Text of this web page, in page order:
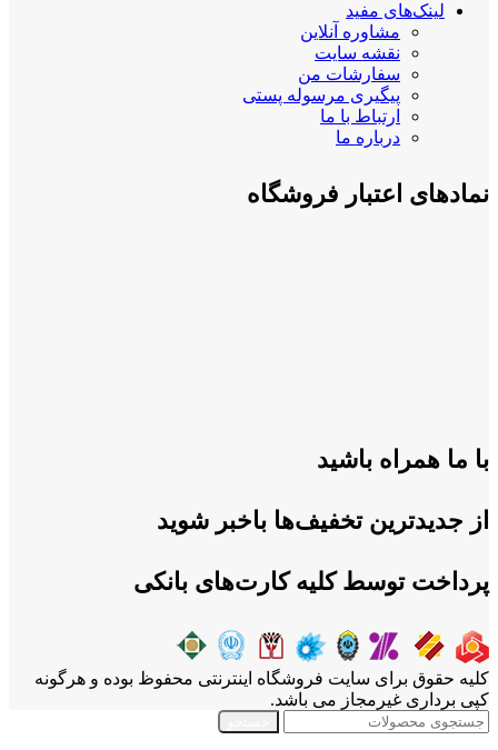
لینک‌های مفید
مشاوره آنلاین
نقشه سایت
سفارشات من
پیگیری مرسوله پستی
ارتباط با ما
درباره ما
نمادهای اعتبار فروشگاه
با ما همراه باشید
از جدیدترین تخفیف‌ها باخبر شوید
پرداخت توسط کلیه کارت‌های بانکی
کلیه حقوق برای سایت فروشگاه اینترنتی محفوظ بوده و هرگونه
کپی برداری غیرمجاز می باشد.